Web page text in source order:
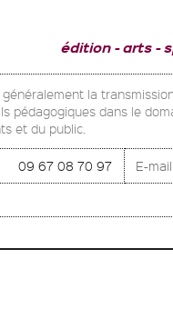
édition arts
la
pédagogiques dans le
et du public.
09 67 08 70 97 E-